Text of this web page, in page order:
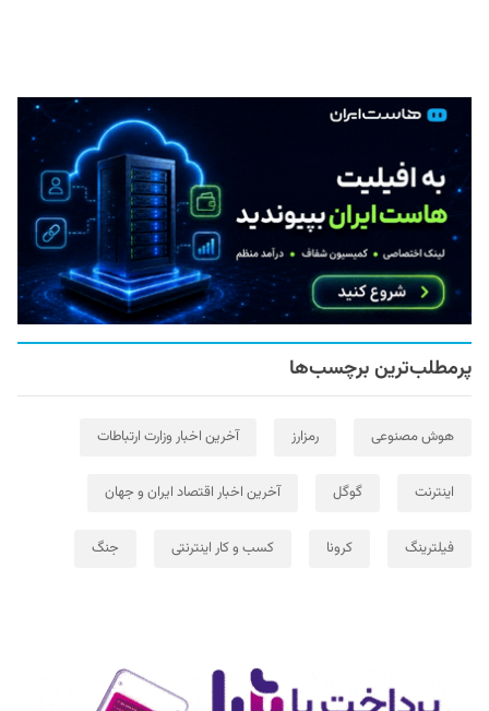
پرمطلب‌ترین برچسب‌ها
هوش مصنوعی رمزارز آخرین اخبار وزارت ارتباطات
اینترنت گوگل آخرین اخبار اقتصاد ایران و جهان
فیلترینگ کرونا کسب و کار اینترنتی جنگ